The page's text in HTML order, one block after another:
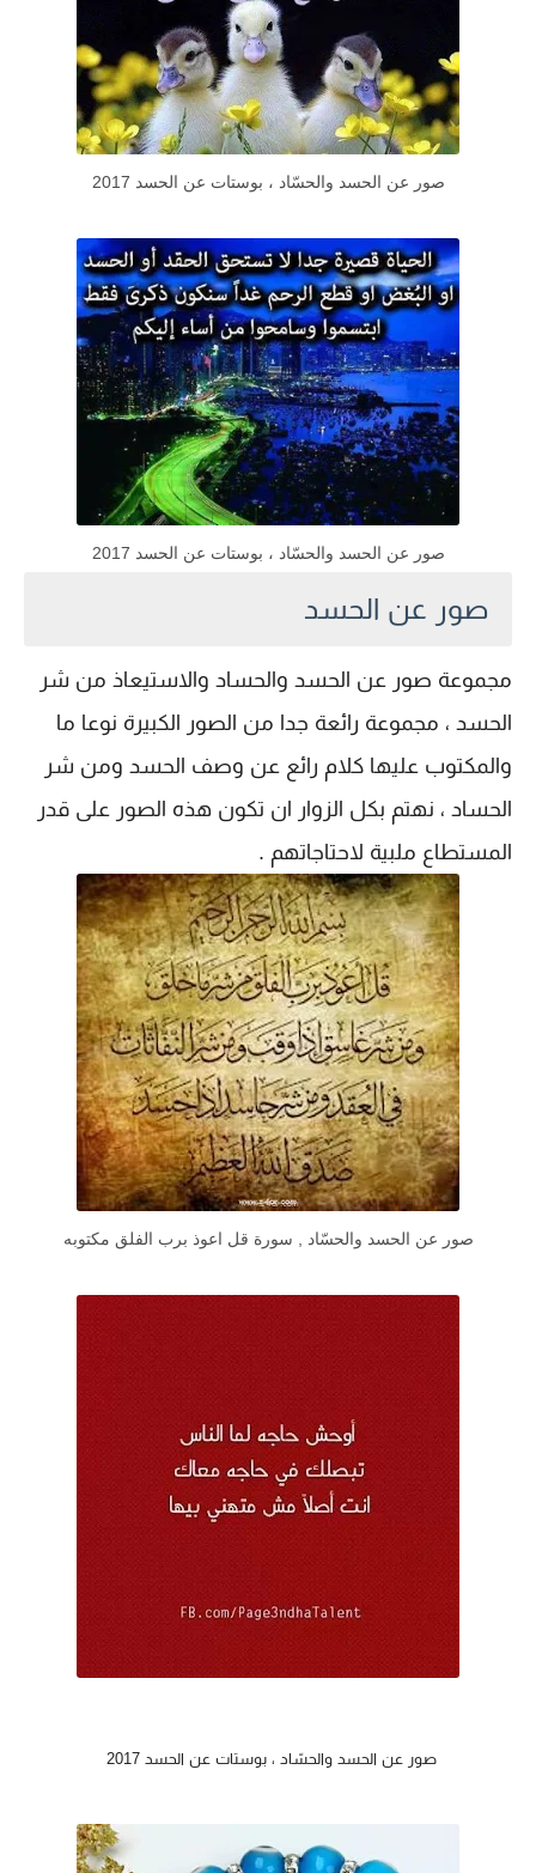
صور عن الحسد والحسّاد ، بوستات عن الحسد 2017
صور عن الحسد والحسّاد ، بوستات عن الحسد 2017
صور عن الحسد
مجموعة صور عن الحسد والحساد والاستيعاذ من شر
الحسد ، مجموعة رائعة جدا من الصور الكبيرة نوعا ما
والمكتوب عليها كلام رائع عن وصف الحسد ومن شر
الحساد ، نهتم بكل الزوار ان تكون هذه الصور على قدر
المستطاع ملبية لاحتاجاتهم .
صور عن الحسد والحسّاد , سورة قل اعوذ برب الفلق مكتوبه
صور عن الحسد والحسّاد ، بوستات عن الحسد 2017